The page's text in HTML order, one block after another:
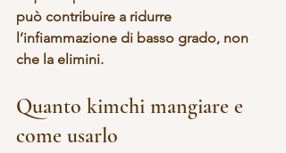
può contribuire a ridurre
l’infiammazione di basso grado, non
che la elimini.
Quanto kimchi mangiare e
come usarlo